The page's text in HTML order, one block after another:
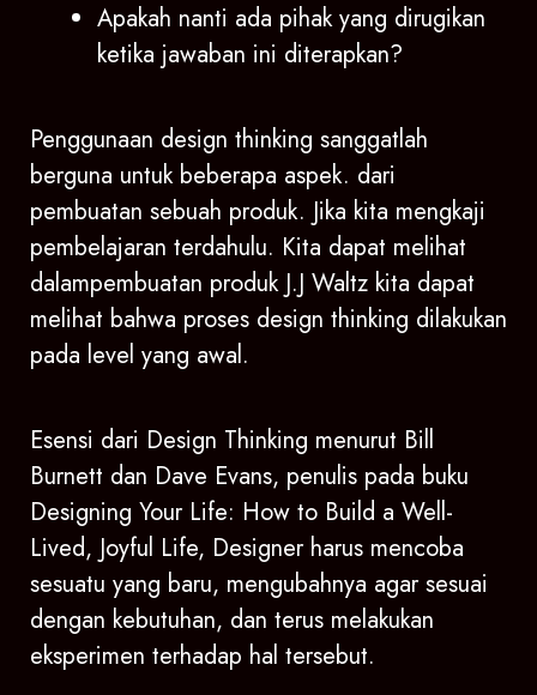
Apakah nanti ada pihak yang dirugikan
ketika jawaban ini diterapkan?
Penggunaan design thinking sanggatlah
berguna untuk beberapa aspek. dari
pembuatan sebuah produk. Jika kita mengkaji
pembelajaran terdahulu. Kita dapat melihat
dalampembuatan produk J.J Waltz kita dapat
melihat bahwa proses design thinking dilakukan
pada level yang awal.
Esensi dari Design Thinking menurut Bill
Burnett dan Dave Evans, penulis pada buku
Designing Your Life: How to Build a Well-
Lived, Joyful Life, Designer harus mencoba
sesuatu yang baru, mengubahnya agar sesuai
dengan kebutuhan, dan terus melakukan
eksperimen terhadap hal tersebut.